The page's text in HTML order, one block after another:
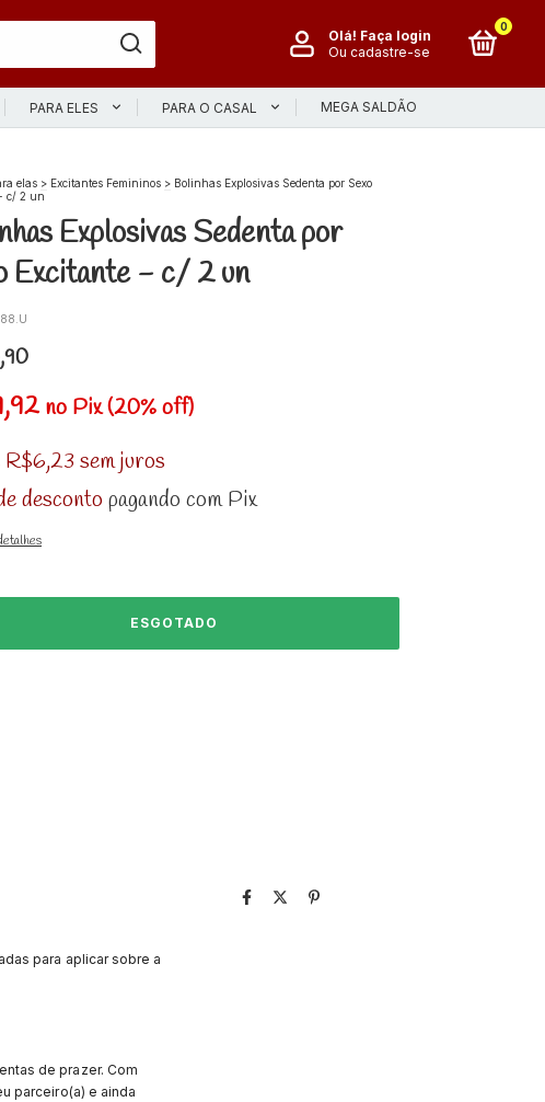
Olá! Faça login
Ou cadastre-se
0
PARA ELES PARA O CASAL MEGA SALDÃO
elas > Excitantes Femininos > Bolinhas Explosivas Sedenta por Sexo
c/ 2 un
Explosivas Sedenta por
Excitante - c/ 2 un
no Pix (20% off)
R$6,23 sem juros
desconto pagando com Pix
para aplicar sobre a
de prazer. Com
parceiro(a) e ainda